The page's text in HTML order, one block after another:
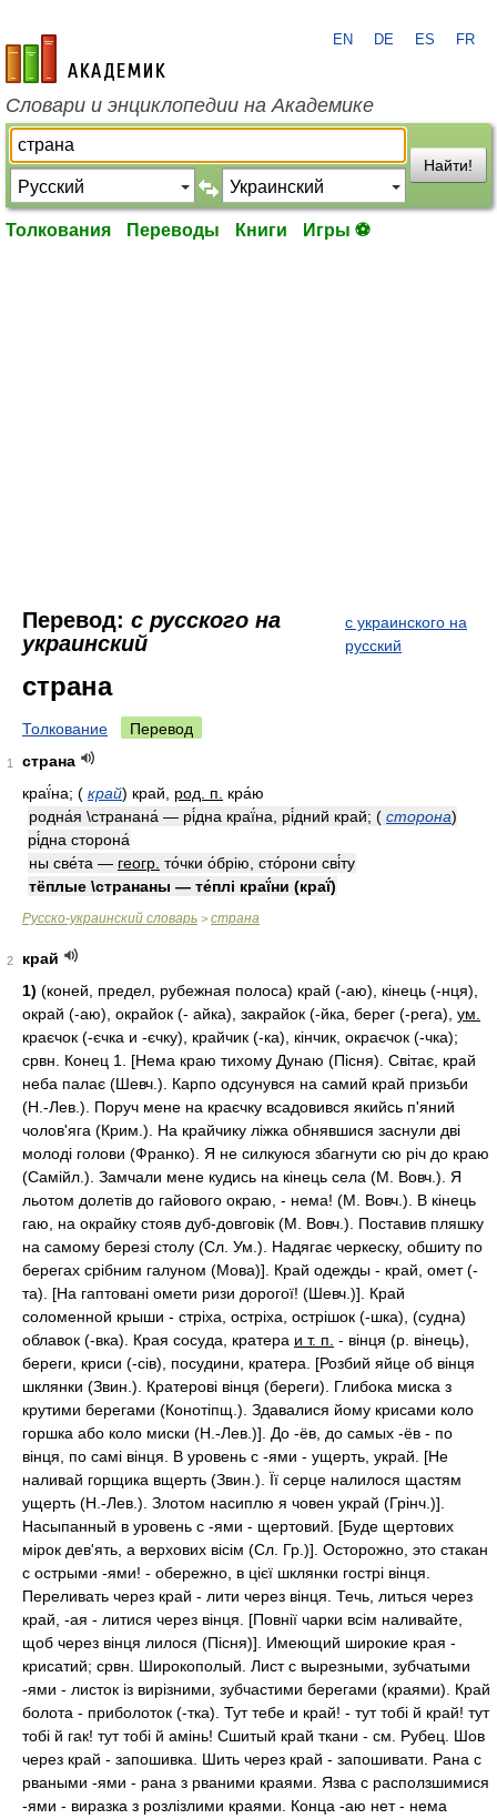
academic.ru
EN DE ES FR
Словари и энциклопедии на Академике
Найти!
Толкования Переводы Книги Игры ⚽
Перевод: с русского на
украинский
с украинского на
русский
страна
Толкование Перевод
1
страна
краї́на; ( край) край, род. п.
кра́ю
родна́я \странана́ — рі́дна краї́на, рі́дний край; ( сторона)
рі́дна сторона́
ны све́та — геогр. то́чки о́брію, сто́рони сві́ту
тёплые \странаны — те́плі краї́ни (краї́)
Русско-украинский словарь > страна
2
край
1) (коней, предел, рубежная полоса) край (-аю), кінець (-нця),
окрай (-аю), окрайок (- айка), закрайок (-йка, берег (-рега), ум.
краєчок (-єчка и -єчку), крайчик (-ка), кінчик, окраєчок (-чка);
срвн. Конец 1. [Нема краю тихому Дунаю (Пісня). Світає, край
неба палає (Шевч.). Карпо одсунувся на самий край призьби
(Н.-Лев.). Поруч мене на краєчку всадовився якийсь п'яний
чолов'яга (Крим.). На крайчику ліжка обнявшися заснули дві
молоді голови (Франко). Я не силкуюся збагнути сю річ до краю
(Самійл.). Замчали мене кудись на кінець села (М. Вовч.). Я
льотом долетів до гайового окраю, - нема! (М. Вовч.). В кінець
гаю, на окрайку стояв дуб-довговік (М. Вовч.). Поставив пляшку
на самому березі столу (Сл. Ум.). Надягає черкеску, обшиту по
берегах срібним галуном (Мова)]. Край одежды - край, омет (-
та). [На гаптовані омети ризи дорогої! (Шевч.)]. Край
соломенной крыши - стріха, остріха, острішок (-шка), (судна)
облавок (-вка). Края сосуда, кратера и т. п. - вінця (р. вінець),
береги, криси (-сів), посудини, кратера. [Розбий яйце об вінця
шклянки (Звин.). Кратерові вінця (береги). Глибока миска з
крутими берегами (Конотіпщ.). Здавалися йому крисами коло
горшка або коло миски (Н.-Лев.)]. До -ёв, до самых -ёв - по
вінця, по самі вінця. В уровень с -ями - ущерть, украй. [Не
наливай горщика вщерть (Звин.). Її серце налилося щастям
ущерть (Н.-Лев.). Злотом насиплю я човен украй (Грінч.)].
Насыпанный в уровень с -ями - щертовий. [Буде щертових
мірок дев'ять, а верхових вісім (Сл. Гр.)]. Осторожно, это стакан
с острыми -ями! - обережно, в цієї шклянки гострі вінця.
Переливать через край - лити через вінця. Течь, литься через
край, -ая - литися через вінця. [Повнії чарки всім наливайте,
щоб через вінця лилося (Пісня)]. Имеющий широкие края -
крисатий; срвн. Широкополый. Лист с вырезными, зубчатыми
-ями - листок із вирізними, зубчастими берегами (краями). Край
болота - приболоток (-тка). Тут тебе и край! - тут тобі й край! тут
тобі й гак! тут тобі й амінь! Сшитый край ткани - см. Рубец. Шов
через край - запошивка. Шить через край - запошивати. Рана с
рваными -ями - рана з рваними краями. Язва с расползшимися
-ями - виразка з розлізлими краями. Конца -аю нет - нема